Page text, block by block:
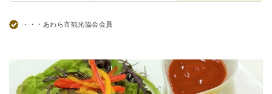
・・・あわら市観光協会会員